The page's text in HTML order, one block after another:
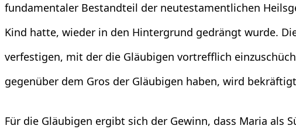
fundamentaler Bestandteil der neutestamentlichen
Kind hatte, wieder in den Hintergrund gedrängt wurde.
verfestigen, mit der die Gläubigen vortrefflich
gegenüber dem Gros der Gläubigen haben, wird
Für die Gläubigen ergibt sich der Gewinn, dass Maria